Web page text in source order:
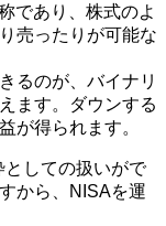
であり、株式のよ
売ったりが可能な
るのが、バイナリ
ます。ダウンする
が得られます。
しての扱いがで
から、NISAを運